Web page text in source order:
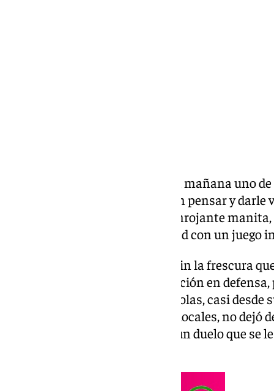
El Granada Femenino vivió esta mañana uno
temporada, de esos que te hacen pensar y darle
rojiblancas cayeron por una sonrojante
Club, que mostró su superioridad con un juego
El equipo de Irene Ferreras, ya sin la frescura
temporada, firmó su peor actuación en
errores que acabaron hundiéndolas, casi
pesar de las alternativas de las locales, no dejó
fallo para marcar y sentenciar un duelo que se